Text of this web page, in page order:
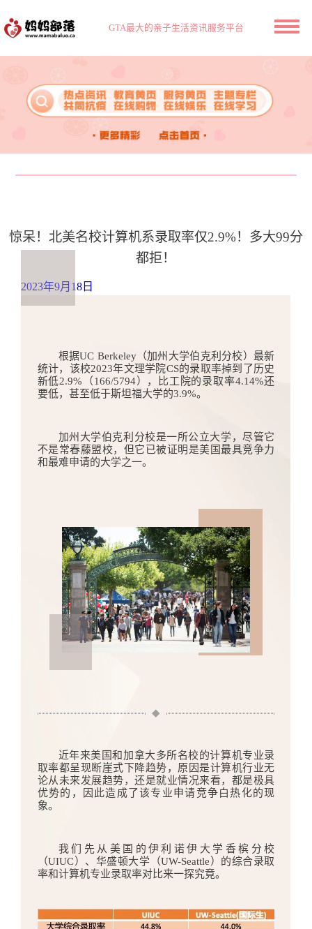
GTA最大的亲子生活资讯服务平台
惊呆！北美名校计算机系录取率仅2.9%！多大99分
都拒！
2023年9月18日
根据UC Berkeley（加州大学伯克利分校）最新
统计，该校2023年文理学院CS的录取率掉到了历史
新低2.9%（166/5794），比工院的录取率4.14%还
要低，甚至低于斯坦福大学的3.9%。
加州大学伯克利分校是一所公立大学，尽管它
不是常春藤盟校，但它已被证明是美国最具竞争力
和最难申请的大学之一。
近年来美国和加拿大多所名校的计算机专业录
取率都呈现断崖式下降趋势，原因是计算机行业无
论从未来发展趋势，还是就业情况来看，都是极具
优势的，因此造成了该专业申请竞争白热化的现
象。
我们先从美国的伊利诺伊大学香槟分校
（UIUC）、华盛顿大学（UW-Seattle）的综合录取
率和计算机专业录取率对比来一探究竟。